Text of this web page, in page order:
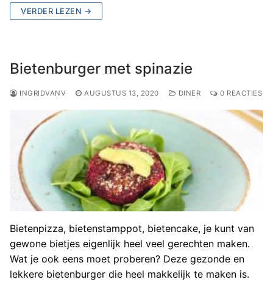
VERDER LEZEN →
Bietenburger met spinazie
INGRIDVANV AUGUSTUS 13, 2020 DINER 0 REACTIES
Bietenpizza, bietenstamppot, bietencake, je kunt van
gewone bietjes eigenlijk heel veel gerechten maken.
Wat je ook eens moet proberen? Deze gezonde en
lekkere bietenburger die heel makkelijk te maken is.